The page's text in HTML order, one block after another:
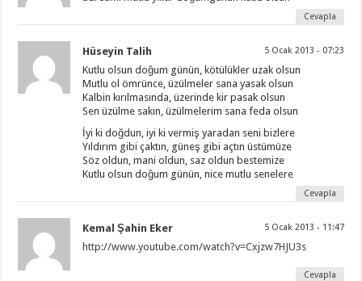
Cevapla
Hüseyin Talih 5 Ocak 2013 - 07:23
Kutlu olsun doğum günün, kötülükler uzak olsun
Mutlu ol ömrünce, üzülmeler sana yasak olsun
Kalbin kırılmasında, üzerinde kir pasak olsun
Sen üzülme sakın, üzülmelerim sana feda olsun
İyi ki doğdun, iyi ki vermiş yaradan seni bizlere
Yıldırım gibi çaktın, güneş gibi açtın üstümüze
Söz oldun, mani oldun, saz oldun bestemize
Kutlu olsun doğum günün, nice mutlu senelere
Cevapla
Kemal Şahin Eker 5 Ocak 2013 - 11:47
http://www.youtube.com/watch?v=Cxjzw7HJU3s
Cevapla